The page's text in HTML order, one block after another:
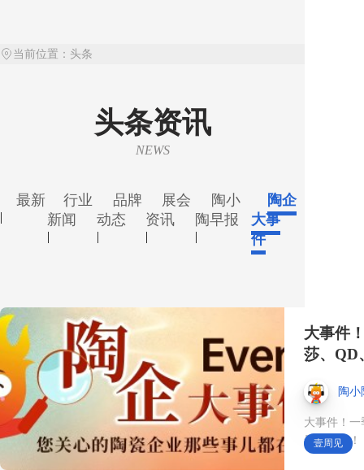
抛釉砖
时间10月18日#瓷砖#中国
【陶小陶早报】2026年8月
6日 星期四 Kajaria
Ceramics：2027财年第一
我们的距离这么近😮 #反
差#倒车紧张感#第45届佛
山陶博会#展会时间10月18
日#三大展馆
当前位置： 头条
头条资讯
NEWS
最新
|
行业
新闻
|
品牌
动态
|
展会
资讯
|
陶小
陶早报
|
陶企
大事
件
大事件
莎、QD
陶小
大事件！
最新消息！
壹周见